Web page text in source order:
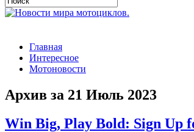
Главная
Интересное
Мотоновости
Архив за 21 Июль 2023
Win Big, Play Bold: Sign Up